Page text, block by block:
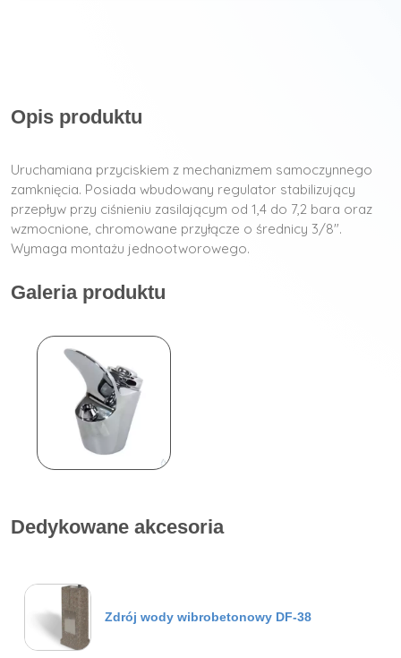
Opis produktu
Uruchamiana przyciskiem z mechanizmem samoczynnego
zamknięcia. Posiada wbudowany regulator stabilizujący
przepływ przy ciśnieniu zasilającym od 1,4 do 7,2 bara oraz
wzmocnione, chromowane przyłącze o średnicy 3/8″.
Wymaga montażu jednootworowego.
Galeria produktu
Dedykowane akcesoria
Zdrój wody wibrobetonowy DF-38